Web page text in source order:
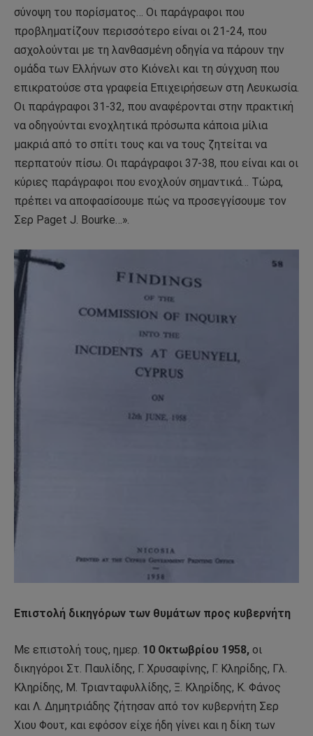
σύνοψη του πορίσματος… Οι παράγραφοι που
προβληματίζουν περισσότερο είναι οι 21-24, που
ασχολούνται με τη λανθασμένη οδηγία να πάρουν την
ομάδα των Ελλήνων στο Κιόνελι και τη σύγχυση που
επικρατούσε στα γραφεία Επιχειρήσεων στη Λευκωσία.
Οι παράγραφοι 31-32, που αναφέρονται στην πρακτική
να οδηγούνται ενοχλητικά πρόσωπα κάποια μίλια
μακριά από το σπίτι τους και να τους ζητείται να
περπατούν πίσω. Οι παράγραφοι 37-38, που είναι και οι
κύριες παράγραφοι που ενοχλούν σημαντικά… Τώρα,
πρέπει να αποφασίσουμε πώς να προσεγγίσουμε τον
Σερ Paget J. Bourke…».
Επιστολή δικηγόρων των θυμάτων προς κυβερνήτη
Με επιστολή τους, ημερ. 10 Οκτωβρίου 1958, οι
δικηγόροι Στ. Παυλίδης, Γ. Χρυσαφίνης, Γ. Κληρίδης, Γλ.
Κληρίδης, Μ. Τριανταφυλλίδης, Ξ. Κληρίδης, Κ. Φάνος
και Λ. Δημητριάδης ζήτησαν από τον κυβερνήτη Σερ
Χιου Φουτ, και εφόσον είχε ήδη γίνει και η δίκη των